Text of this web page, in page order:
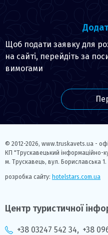
Щоб подати заявку для
на сайті, перейдіть за
вимогами
© 2012-2026, www.truskavets.ua -
КП "Трускавецький інформаційно-
м. Трускавець, вул. Бориславська 1.
розробка сайту: hotelstars.com.ua
Центр туристичної
+38 03247 542 34, +38